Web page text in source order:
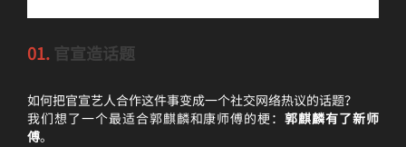
01. 官宣造话题
如何把官宣艺人合作这件事变成一个社交网络热议的话题？
我们想了一个最适合郭麒麟和康师傅的梗：郭麒麟有了新师
傅。